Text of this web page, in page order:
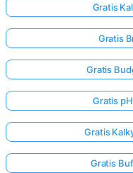
Gratis
Gratis
Gratis
Gratis
Gratis
Gratis